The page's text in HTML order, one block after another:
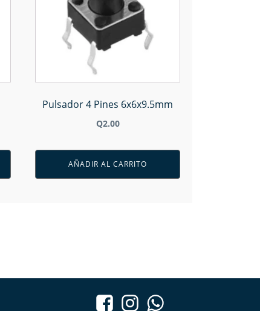
Pulsador 4 Pines 6x6x9.5mm
Q2.00
AÑADIR AL CARRITO